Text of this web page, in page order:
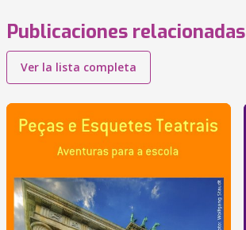
Publicaciones relacionadas
Ver la lista completa